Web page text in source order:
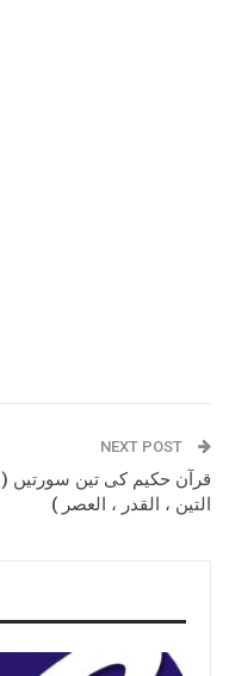
NEXT POST
قرآن حکیم کی تین سورتیں (
التین ، القدر ، العصر )